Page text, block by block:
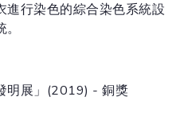
進行染色的綜合染色系統設
明展」(2019) - 銅獎